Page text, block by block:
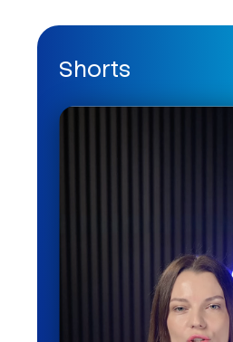
Shorts